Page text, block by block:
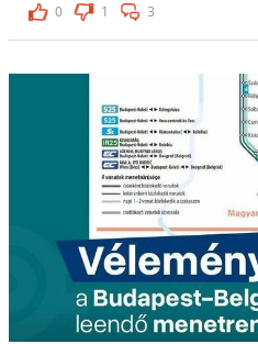
0 1 3